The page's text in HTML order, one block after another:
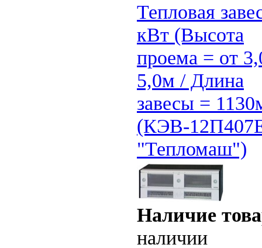
Тепловая
кВт (Высота
проема = от
5,0м / Длина
завесы =
(КЭВ-
"Тепломаш")
Наличие
наличии